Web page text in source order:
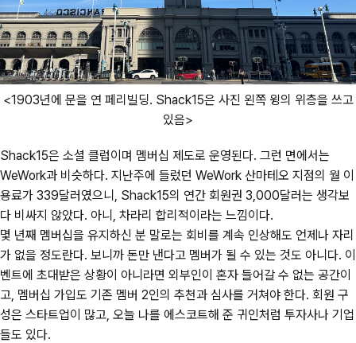
<1903년에 문을 연 페리빌딩. Shack15은 사진 왼쪽 윙의 위층을 쓰고
있음>
Shack15은 소셜 클럽이며 멤버십 제도로 운영된다. 그런 면에서는
WeWork과 비슷하다. 지난주에 들렀던 WeWork 산마테오 지점의 월 이
용료가 339달러였으니, Shack15의 연간 회원권 3,000달러는 생각보
다 비싸지 않았다. 아니, 차라리 합리적이라는 느낌이다.
몇 년째 멤버십을 유지하신 분 말로는 회비를 계속 인상해도 언제나 자리
가 없을 정도란다. 보니까 돈만 낸다고 멤버가 될 수 있는 것도 아니다. 이
벤트에 초대받은 상황이 아니라면 외부인이 혼자 들어갈 수 없는 공간이
고, 멤버십 가입도 기존 멤버 2인의 추천과 심사를 거쳐야 한다. 회원 구
성은 스타트업이 많고, 오늘 나를 에스코트해 준 귀인처럼 투자사나 기업
들도 있다.